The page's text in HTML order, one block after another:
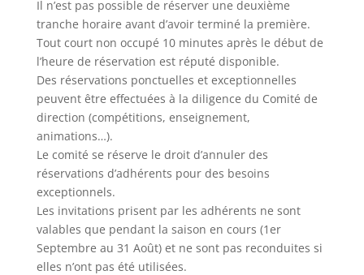
Il n’est pas possible de réserver une deuxième
tranche horaire avant d’avoir terminé la première.
Tout court non occupé 10 minutes après le début de
l’heure de réservation est réputé disponible.
Des réservations ponctuelles et exceptionnelles
peuvent être effectuées à la diligence du Comité de
direction (compétitions, enseignement,
animations…).
Le comité se réserve le droit d’annuler des
réservations d’adhérents pour des besoins
exceptionnels.
Les invitations prisent par les adhérents ne sont
valables que pendant la saison en cours (1er
Septembre au 31 Août) et ne sont pas reconduites si
elles n’ont pas été utilisées.